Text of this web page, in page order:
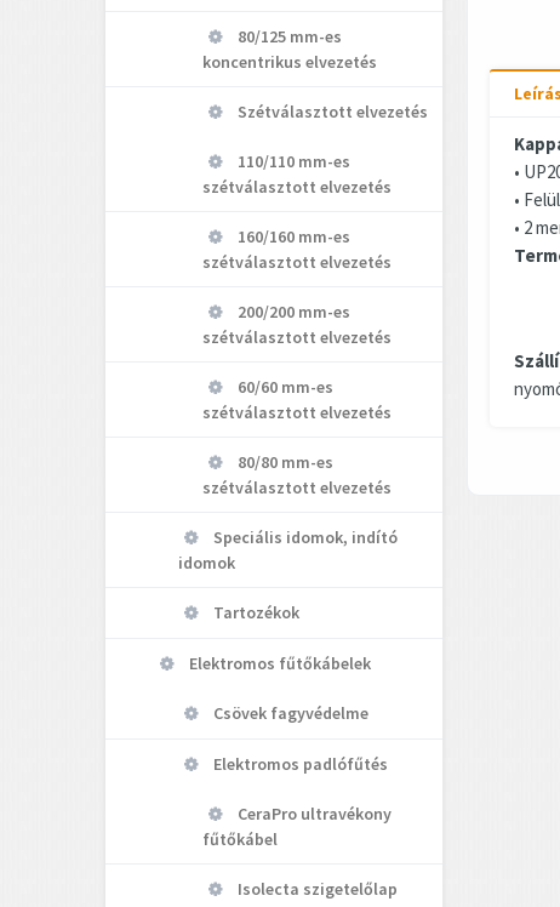
80/125 mm-es
koncentrikus elvezetés
Szétválasztott elvezetés
110/110 mm-es
szétválasztott elvezetés
160/160 mm-es
szétválasztott elvezetés
200/200 mm-es
szétválasztott elvezetés
60/60 mm-es
szétválasztott elvezetés
80/80 mm-es
szétválasztott elvezetés
Speciális idomok, indító
idomok
Tartozékok
Elektromos fűtőkábelek
Csövek fagyvédelme
Elektromos padlófűtés
CeraPro ultravékony
fűtőkábel
Isolecta szigetelőlap
Leírás
•
•
• 2